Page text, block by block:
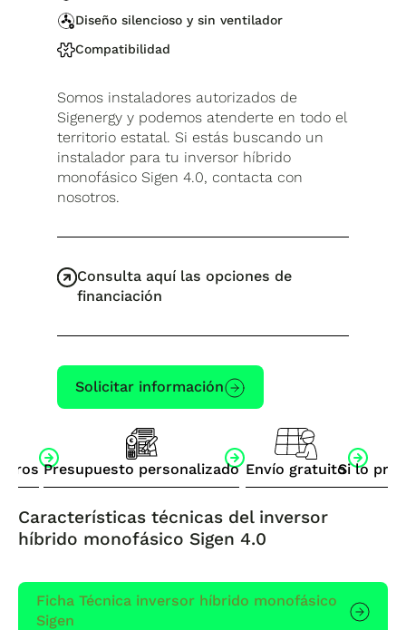
Diseño silencioso y sin ventilador
Compatibilidad
Somos instaladores autorizados de
Sigenergy y podemos atenderte en todo el
territorio estatal. Si estás buscando un
instalador para tu inversor híbrido
monofásico Sigen 4.0, contacta con
nosotros.
Consulta aquí las opciones de
financiación
Solicitar información
Presupuesto personalizado Envío gratuitoSi lo
Características técnicas del inversor
híbrido monofásico Sigen 4.0
Ficha Técnica inversor híbrido monofásico
Sigen